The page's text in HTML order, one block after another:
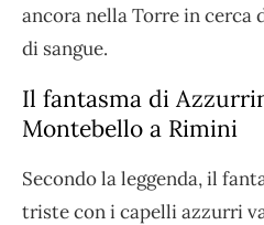
ancora nella Torre in cerca
di sangue.
Il fantasma di
Montebello a Rimini
Secondo la leggenda, il
triste con i capelli azzurri